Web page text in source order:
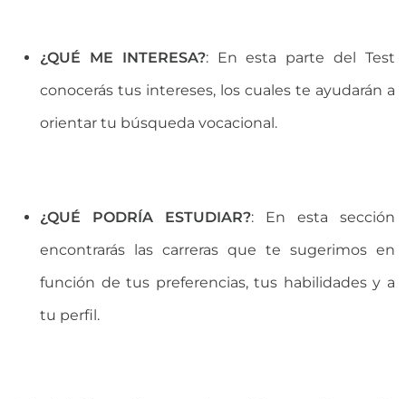
¿QUÉ ME INTERESA?: En esta parte del Test
conocerás tus intereses, los cuales te ayudarán a
orientar tu búsqueda vocacional.
¿QUÉ PODRÍA ESTUDIAR?: En esta sección
encontrarás las carreras que te sugerimos en
función de tus preferencias, tus habilidades y a
tu perfil.